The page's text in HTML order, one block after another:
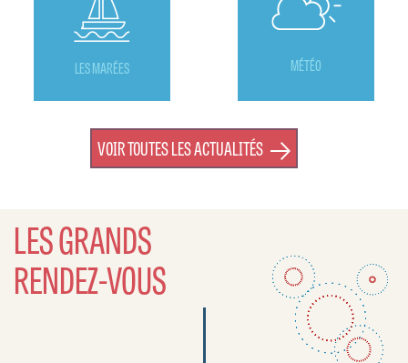
LES MARÉES MÉTÉO
VOIR TOUTES LES ACTUALITÉS
LES GRANDS
RENDEZ-VOUS